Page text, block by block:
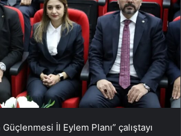
Güçlenmesi İl Eylem Planı” çalıştayı